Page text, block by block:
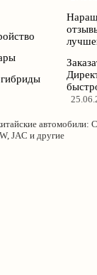
автомобили:
JAC и другие